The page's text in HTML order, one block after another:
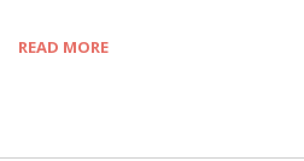
READ MORE